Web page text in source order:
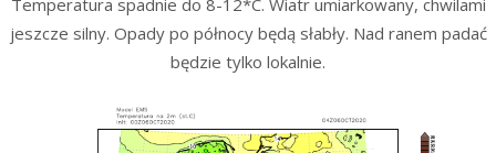
jeszcze silny. Opady po północy będą słabły. Nad ranem padać
będzie tylko lokalnie.